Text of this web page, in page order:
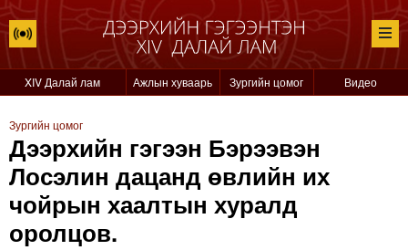
XIV Далай лам Ажлын хуваарь Зургийн цомог Видео
Зургийн цомог
Дээрхийн гэгээн Бэрээвэн
Лосэлин дацанд өвлийн их
чойрын хаалтын хуралд
оролцов.